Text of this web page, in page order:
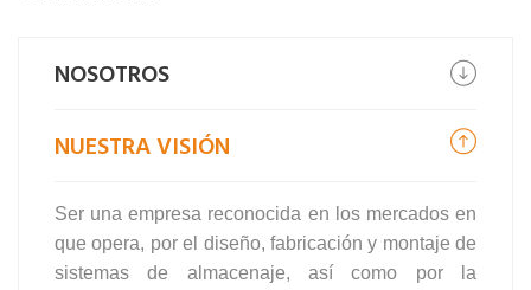
NOSOTROS
NUESTRA VISIÓN
Ser una empresa reconocida en los mercados en
que opera, por el diseño, fabricación y montaje de
sistemas de almacenaje, así como por la